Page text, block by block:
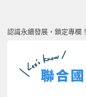
認識永續發展，鎖定專欄！